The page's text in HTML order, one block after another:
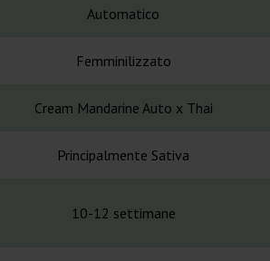
Automatico
Femminilizzato
Cream Mandarine Auto x Thai
Principalmente Sativa
10-12 settimane